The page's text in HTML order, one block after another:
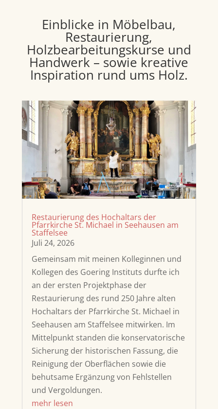
Einblicke in Möbelbau,
Restaurierung,
Holzbearbeitungskurse und
Handwerk – sowie kreative
Inspiration rund ums Holz.
Restaurierung des Hochaltars der
Pfarrkirche St. Michael in Seehausen am
Staffelsee
Juli 24, 2026
Gemeinsam mit meinen Kolleginnen und
Kollegen des Goering Instituts durfte ich
an der ersten Projektphase der
Restaurierung des rund 250 Jahre alten
Hochaltars der Pfarrkirche St. Michael in
Seehausen am Staffelsee mitwirken. Im
Mittelpunkt standen die konservatorische
Sicherung der historischen Fassung, die
Reinigung der Oberflächen sowie die
behutsame Ergänzung von Fehlstellen
und Vergoldungen.
mehr lesen